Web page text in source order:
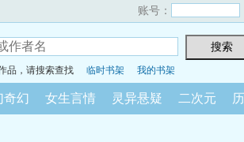
账号：
品，请搜索查找 临时书架 我的书架
奇幻 女生言情 灵异悬疑 二次元